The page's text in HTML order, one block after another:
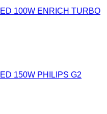
100W ENRICH TURBO
150W PHILIPS G2